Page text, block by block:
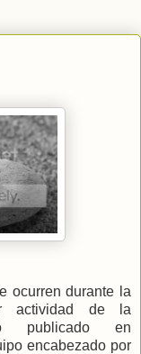
ocurren durante la
actividad de la
publicado en
encabezado por